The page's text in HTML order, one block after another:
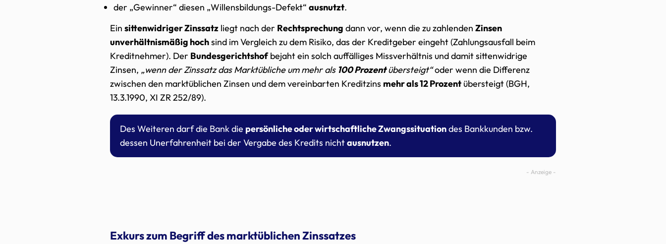
der „Gewinner“ diesen „Willensbildungs-Defekt“ ausnutzt.
Ein sittenwidriger Zinssatz liegt nach der Rechtsprechung dann vor, wenn die zu zahlenden Zinsen
unverhältnismäßig hochsind im Vergleich zu dem Risiko, das der Kreditgeber eingeht (Zahlungsausfall beim
Kreditnehmer). Der Bundesgerichtshofbejaht ein solch auffälliges Missverhältnis und damit sittenwidrige
Zinsen, „wenn der Zinssatz das Marktübliche um mehr als 100 Prozentübersteigt“oder wenn die Differenz
zwischen den marktüblichen Zinsen und dem vereinbarten Kreditzins mehr als 12 Prozent übersteigt (BGH,
13.3.1990, XI ZR 252/89).
Des Weiteren darf die Bank die persönliche oder wirtschaftliche Zwangssituationdes Bankkunden bzw.
dessen Unerfahrenheit bei der Vergabe des Kredits nichtausnutzen.
Exkurs zum Begriff des marktüblichen Zinssatzes